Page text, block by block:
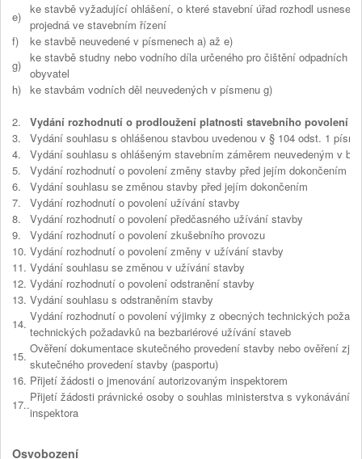
e)
ke stavbě vyžadující ohlášení, o které stavební úřad rozhodl
projedná ve stavebním řízení
f)
ke stavbě neuvedené v písmenech a) až e)
g)
ke stavbě studny nebo vodního díla určeného pro čištění odpadních
obyvatel
h) ke stavbám vodních děl neuvedených v písmenu g)
2.
Vydání rozhodnutí o prodloužení platnosti stavebního povolení
3.
Vydání souhlasu s ohlášenou stavbou uvedenou v § 104 odst. 1
4.
Vydání souhlasu s ohlášeným stavebním záměrem neuvedeným v
5.
Vydání rozhodnutí o povolení změny stavby před jejím dokončením
6.
Vydání souhlasu se změnou stavby před jejím dokončením
7.
Vydání rozhodnutí o povolení užívání stavby
8.
Vydání rozhodnutí o povolení předčasného užívání stavby
9.
Vydání rozhodnutí o povolení zkušebního provozu
10. Vydání rozhodnutí o povolení změny v užívání stavby
11. Vydání souhlasu se změnou v užívání stavby
12. Vydání rozhodnutí o povolení odstranění stavby
13. Vydání souhlasu s odstraněním stavby
14.
Vydání rozhodnutí o povolení výjimky z obecných technických
technických požadavků na bezbariérové užívání staveb
15.
Ověření dokumentace skutečného provedení stavby nebo ověření
skutečného provedení stavby (pasportu)
16. Přijetí žádosti o jmenování autorizovaným inspektorem
17..
Přijetí žádosti právnické osoby o souhlas ministerstva s
inspektora
Osvobození